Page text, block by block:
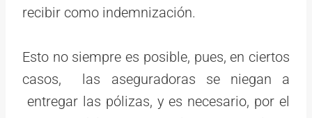
recibir como indemnización.
Esto no siempre es posible, pues, en ciertos
casos, las aseguradoras se niegan a
entregar las pólizas, y es necesario, por el